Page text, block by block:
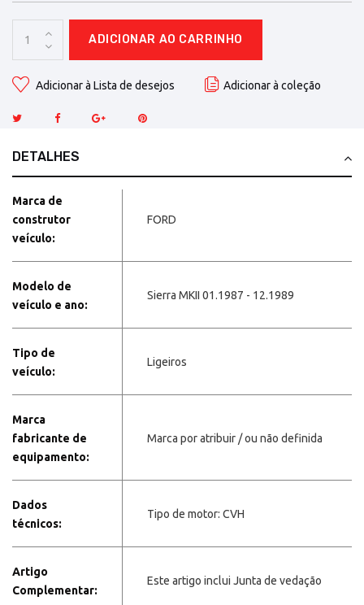
ADICIONAR AO CARRINHO
Adicionar à Lista de desejos Adicionar à coleção
DETALHES
Marca de
construtor
veículo:
FORD
Modelo de
veículo e ano:
Sierra MKII 01.1987 - 12.1989
Tipo de
veículo:
Ligeiros
Marca
fabricante de
equipamento:
Marca por atribuir / ou não definida
Dados
técnicos:
Tipo de motor: CVH
Artigo
Complementar:
Este artigo inclui Junta de vedação